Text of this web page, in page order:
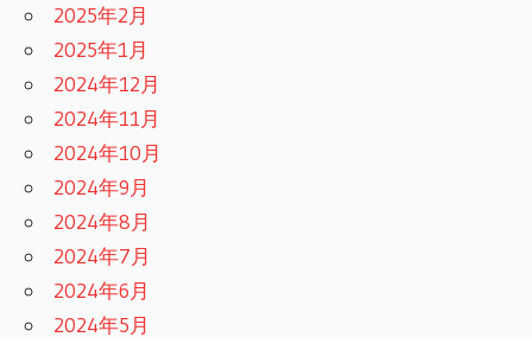
2025年2月
2025年1月
2024年12月
2024年11月
2024年10月
2024年9月
2024年8月
2024年7月
2024年6月
2024年5月